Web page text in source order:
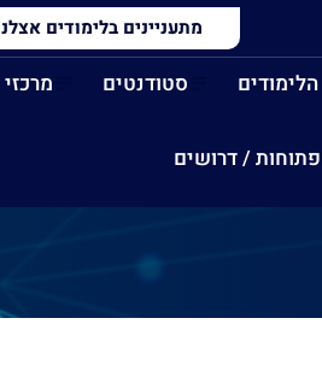
מתעניינים בלימודים
סטודנטים
/ דרושים